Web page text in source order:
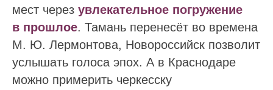
мест через увлекательное погружение
в прошлое. Тамань перенесёт во времена
М. Ю. Лермонтова, Новороссийск позволит
услышать голоса эпох. А в Краснодаре
можно примерить черкесску